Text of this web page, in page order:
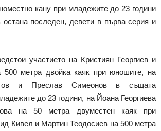
кану при младежите до 23 години
остана последен, девети в първа серия и
участието на Кристиян Георгиев и
метра двойка каяк при юношите, на
и Преслав Симеонов в същата
до 23 години, на Йоана Георгиева
на 50 метра двуместен каяк при
Кивел и Мартин Теодосиев на 500 метра